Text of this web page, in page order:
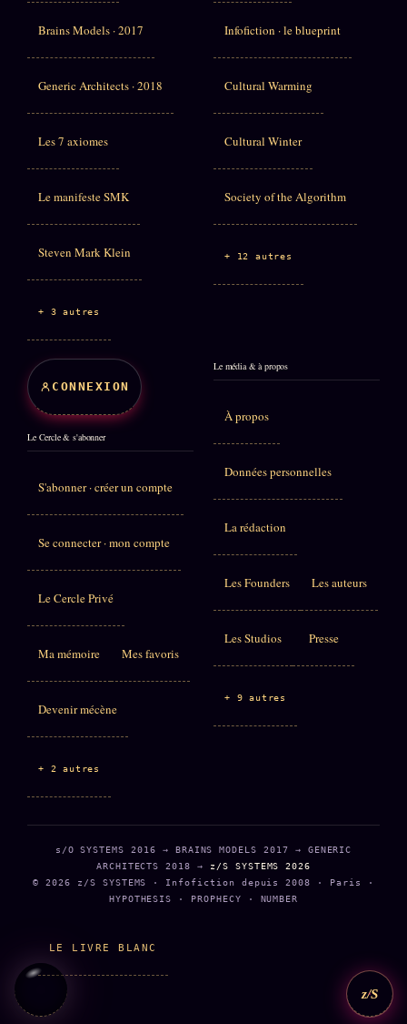
z/S
Brains Models · 2017
Generic Architects · 2018
Les 7 axiomes
Le manifeste SMK
Steven Mark Klein
+ 3 autres
Infofiction · le blueprint
Cultural Warming
Cultural Winter
Society of the Algorithm
+ 12 autres
CONNEXION
Le Cercle & s'abonner
S'abonner · créer un compte
Se connecter · mon compte
Le Cercle Privé
Ma mémoire Mes favoris
Devenir mécène
+ 2 autres
Le média & à propos
À propos
Données personnelles
La rédaction
Les Founders Les auteurs
Les Studios Presse
+ 9 autres
s/O SYSTEMS 2016 → BRAINS MODELS 2017 → GENERIC
ARCHITECTS 2018 → z/S SYSTEMS 2026
© 2026 z/S SYSTEMS · Infofiction depuis 2008 · Paris ·
HYPOTHESIS · PROPHECY · NUMBER
LE LIVRE BLANC